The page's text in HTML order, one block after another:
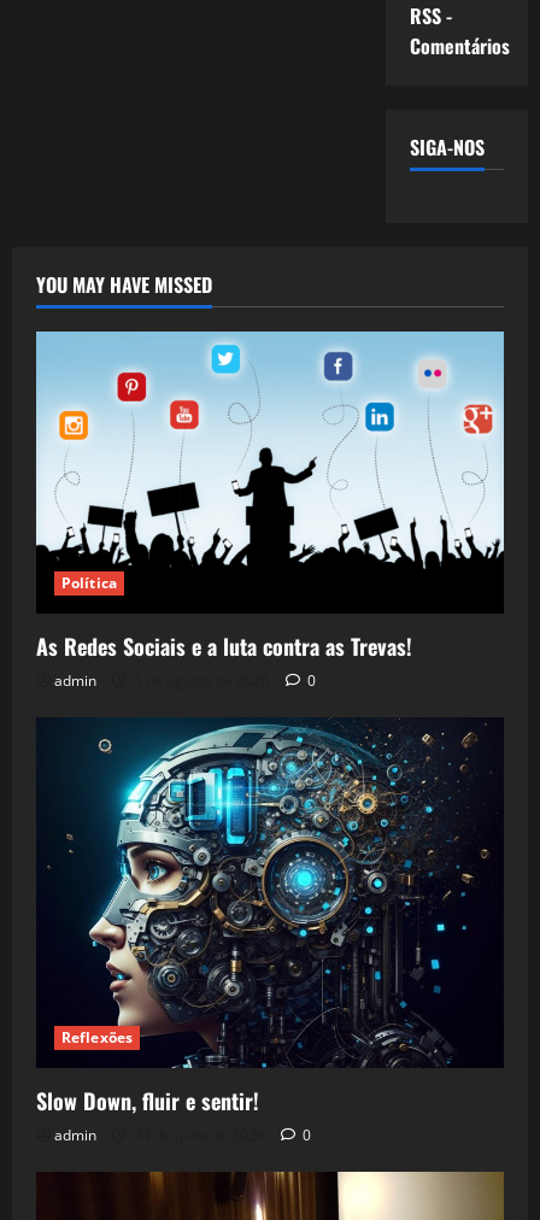
RSS -
Comentários
SIGA-NOS
YOU MAY HAVE MISSED
Política
As Redes Sociais e a luta contra as Trevas!
admin 0
Reflexões
Slow Down, fluir e sentir!
admin 0